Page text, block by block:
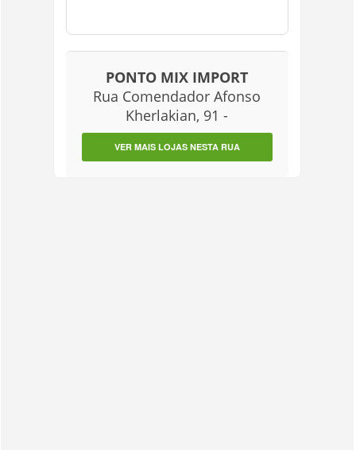
PONTO MIX IMPORT
Rua Comendador Afonso
Kherlakian, 91 -
VER MAIS LOJAS NESTA RUA